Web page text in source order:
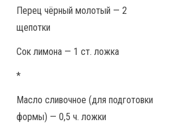
Перец чёрный молотый — 2
щепотки
Сок лимона — 1 ст. ложка
*
Масло сливочное (для подготовки
формы) — 0,5 ч. ложки